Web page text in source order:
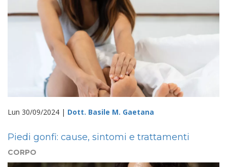
Lun 30/09/2024 | Dott. Basile M. Gaetana
Piedi gonfi: cause, sintomi e trattamenti
CORPO